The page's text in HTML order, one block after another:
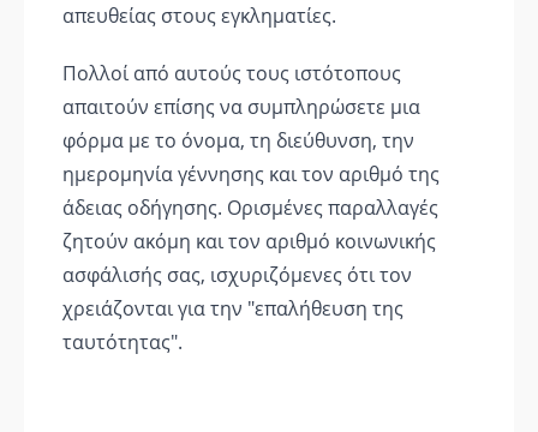
απευθείας στους εγκληματίες.
Πολλοί από αυτούς τους ιστότοπους
απαιτούν επίσης να συμπληρώσετε μια
φόρμα με το όνομα, τη διεύθυνση, την
ημερομηνία γέννησης και τον αριθμό της
άδειας οδήγησης. Ορισμένες παραλλαγές
ζητούν ακόμη και τον αριθμό κοινωνικής
ασφάλισής σας, ισχυριζόμενες ότι τον
χρειάζονται για την "επαλήθευση της
ταυτότητας".